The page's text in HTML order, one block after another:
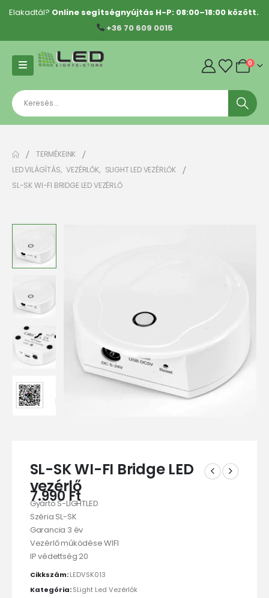
Elakadtál? Online segítségnyújtás H-P: 08:00–18:00 között.
+36 70 609 0015
0
TERMÉKEINK
LED VILÁGÍTÁS, VEZÉRLŐK, SLIGHT LED VEZÉRLŐK
SL-SK WI-FI BRIDGE LED VEZÉRLŐ
SL-SK WI-FI Bridge LED
vezérlő
7.990Ft
Gyártó S-LIGHTLED
Széria SL-SK
Garancia 3 év
Vezérlő működése WIFI
IP védettség 20
Cikkszám:LEDVSK013
Kategória:SLight Led Vezérlők